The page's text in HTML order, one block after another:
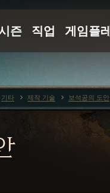
기타 제작 기술 보석공의 도안